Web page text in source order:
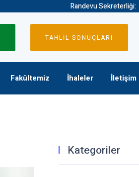
Randevu Sekreterliği:
TAHLİL SONUÇLARI
Fakültemiz İhaleler İletişim
Kategoriler